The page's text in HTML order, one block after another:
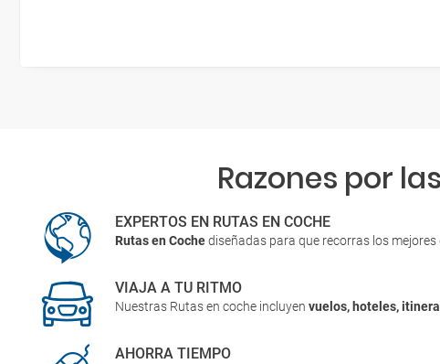
Razones por
EXPERTOS EN RUTAS EN COCHE
Rutas en Cochediseñadas para que recorras los
VIAJA A TU RITMO
Nuestras Rutas en coche incluyenvuelos, hoteles,
AHORRA TIEMPO